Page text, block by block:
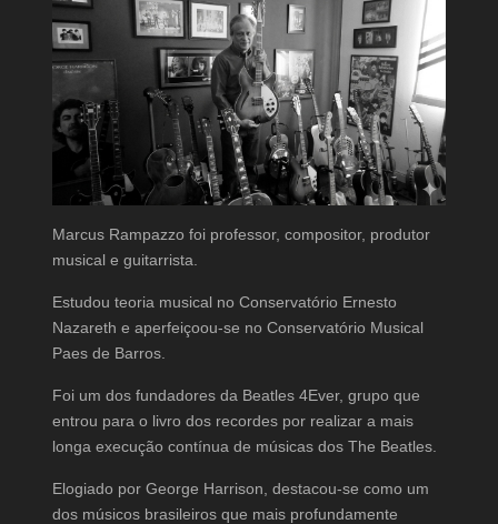
Marcus Rampazzo foi professor, compositor, produtor
musical e guitarrista.
Estudou teoria musical no Conservatório Ernesto
Nazareth e aperfeiçoou-se no Conservatório Musical
Paes de Barros.
Foi um dos fundadores da Beatles 4Ever, grupo que
entrou para o livro dos recordes por realizar a mais
longa execução contínua de músicas dos The Beatles.
Elogiado por George Harrison, destacou-se como um
dos músicos brasileiros que mais profundamente